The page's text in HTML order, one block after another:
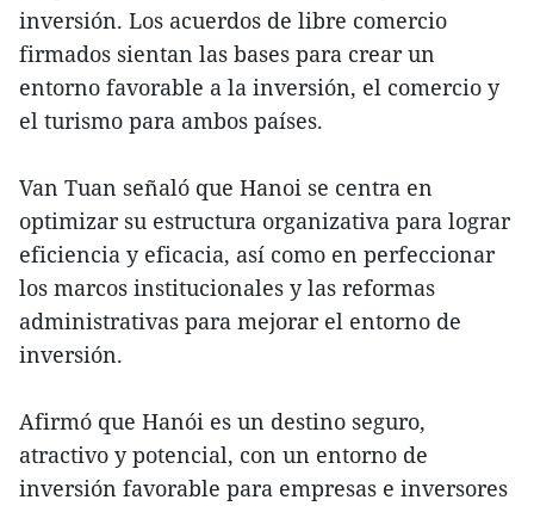
inversión. Los acuerdos de libre comercio
firmados sientan las bases para crear un
entorno favorable a la inversión, el comercio y
el turismo para ambos países.
Van Tuan señaló que Hanoi se centra en
optimizar su estructura organizativa para lograr
eficiencia y eficacia, así como en perfeccionar
los marcos institucionales y las reformas
administrativas para mejorar el entorno de
inversión.
Afirmó que Hanói es un destino seguro,
atractivo y potencial, con un entorno de
inversión favorable para empresas e inversores